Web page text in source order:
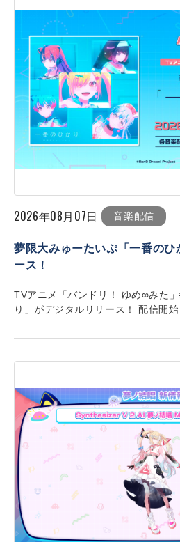
2026年08月07日 音楽配信
夢限大みゅーたいぷ「一番のひ
ース！
TVアニメ「バンドリ！ ゆめ∞みた
り」がデジタルリリース！ 配信開